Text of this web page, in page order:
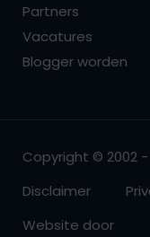
Partners
Vacatures
Blogger worden
Copyright © 2002
Disclaimer
Website door